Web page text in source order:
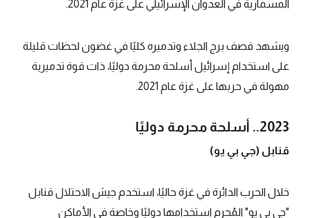
المسمارية في العدوان الإسرائيلي على غزة عام 2021.
ويشهد قصف برج الجلاء وتدميره كليًا في غضون لحظات قليلة
على استخدام إسرائيل أسلحة محرمة دوليًا، ذات قوة تدميرية
مهولة في حربها على غزة عام 2021.
2023.. أسلحة محرمة دوليًا
قنابل (جي بي يو)
خلال الحرب الدائرة في غزة حاليًا، استخدم جيش الاحتلال قنابل
"جي بي يو" المُحرم استخدامها دوليًا وخاصة في الأماكن